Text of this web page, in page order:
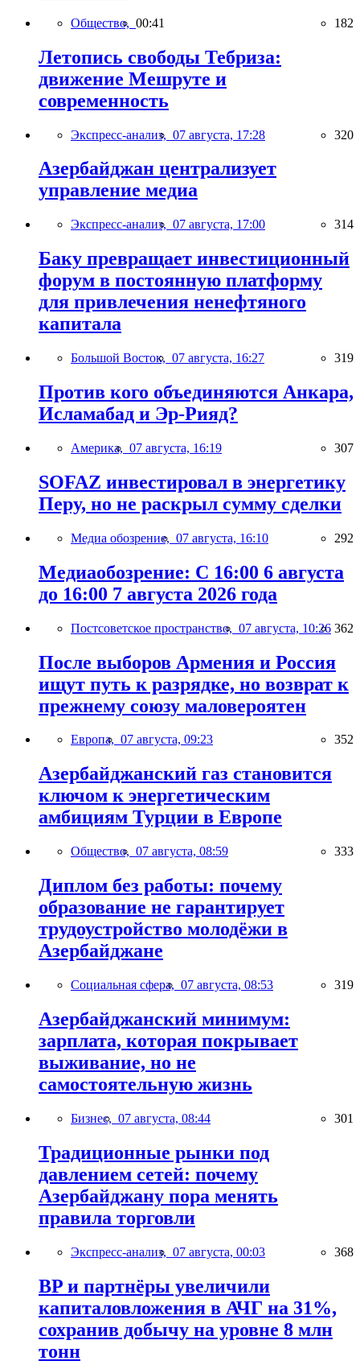
Общество, 00:41 182
Летопись свободы Тебриза:
движение Мешруте и
современность
Экспресс-анализ, 07 августа, 17:28 320
Азербайджан централизует
управление медиа
Экспресс-анализ, 07 августа, 17:00 314
Баку превращает инвестиционный
форум в постоянную платформу
для привлечения ненефтяного
капитала
Большой Восток, 07 августа, 16:27 319
Против кого объединяются Анкара,
Исламабад и Эр-Рияд?
Америка, 07 августа, 16:19 307
SOFAZ инвестировал в энергетику
Перу, но не раскрыл сумму сделки
Медиа обозрение, 07 августа, 16:10 292
Медиаобозрение: С 16:00 6 августа
до 16:00 7 августа 2026 года
Постсоветское пространство, 07 августа, 10:26 362
После выборов Армения и Россия
ищут путь к разрядке, но возврат к
прежнему союзу маловероятен
Европа, 07 августа, 09:23 352
Азербайджанский газ становится
ключом к энергетическим
амбициям Турции в Европе
Общество, 07 августа, 08:59 333
Диплом без работы: почему
образование не гарантирует
трудоустройство молодёжи в
Азербайджане
Социальная сфера, 07 августа, 08:53 319
Азербайджанский минимум:
зарплата, которая покрывает
выживание, но не
самостоятельную жизнь
Бизнес, 07 августа, 08:44 301
Традиционные рынки под
давлением сетей: почему
Азербайджану пора менять
правила торговли
Экспресс-анализ, 07 августа, 00:03 368
BP и партнёры увеличили
капиталовложения в АЧГ на 31%,
сохранив добычу на уровне 8 млн
тонн